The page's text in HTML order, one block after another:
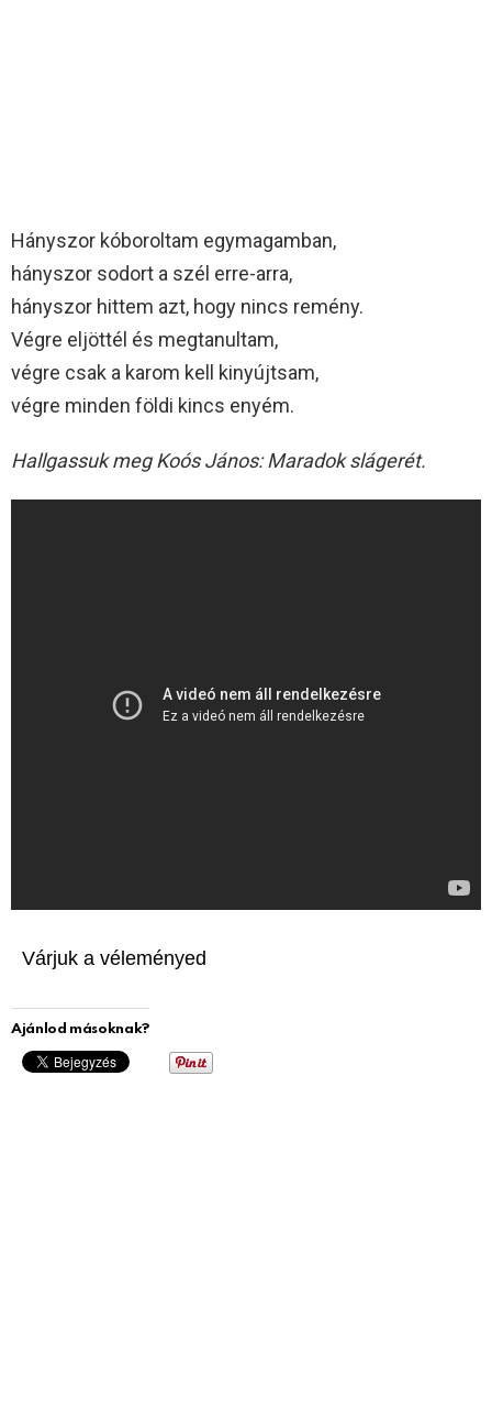
Hányszor kóboroltam egymagamban,
hányszor sodort a szél erre-arra,
hányszor hittem azt, hogy nincs remény.
Végre eljöttél és megtanultam,
végre csak a karom kell kinyújtsam,
végre minden földi kincs enyém.
Hallgassuk meg Koós János: Maradok slágerét.
Várjuk a véleményed
Ajánlod másoknak?